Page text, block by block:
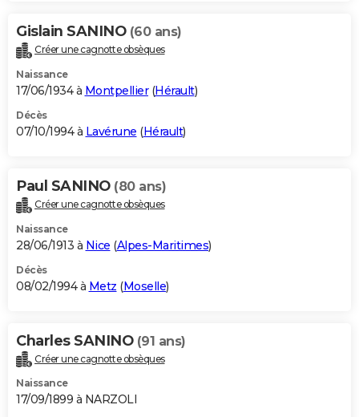
Gislain SANINO (60 ans)
Créer une cagnotte obsèques
Naissance
17/06/1934 à Montpellier(Hérault)
Décès
07/10/1994 à Lavérune (Hérault)
Paul SANINO (80 ans)
Créer une cagnotte obsèques
Naissance
28/06/1913 à Nice (Alpes-Maritimes)
Décès
08/02/1994 à Metz (Moselle)
Charles SANINO (91 ans)
Créer une cagnotte obsèques
Naissance
17/09/1899 à NARZOLI